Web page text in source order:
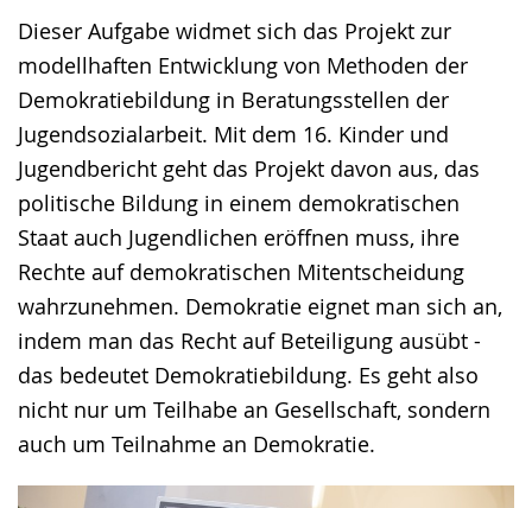
Dieser Aufgabe widmet sich das Projekt zur
modellhaften Entwicklung von Methoden der
Demokratiebildung in Beratungsstellen der
Jugendsozialarbeit. Mit dem 16. Kinder und
Jugendbericht geht das Projekt davon aus, das
politische Bildung in einem demokratischen
Staat auch Jugendlichen eröffnen muss, ihre
Rechte auf demokratischen Mitentscheidung
wahrzunehmen. Demokratie eignet man sich an,
indem man das Recht auf Beteiligung ausübt -
das bedeutet Demokratiebildung. Es geht also
nicht nur um Teilhabe an Gesellschaft, sondern
auch um Teilnahme an Demokratie.